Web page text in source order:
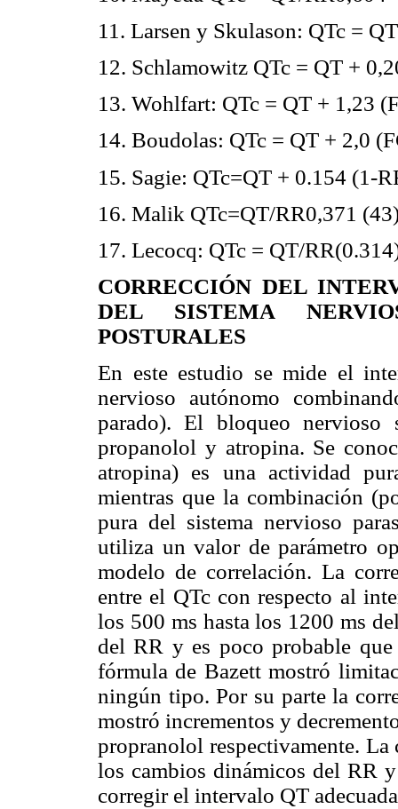
11. Larsen y Skulason: QTc =
12. Schlamowitz QTc = QT +
13. Wohlfart: QTc = QT + 1,23
14. Boudolas: QTc = QT + 2,0
15. Sagie: QTc=QT + 0.154 (1-
16. Malik QTc=QT/RR0,371
17. Lecocq: QTc = QT/
CORRECCIÓN DEL
DEL SISTEMA
POSTURALES
En este estudio se mide el
nervioso autónomo
parado). El bloqueo nervioso
propanolol y atropina. Se
atropina) es una actividad
mientras que la combinación
pura del sistema nervioso
utiliza un valor de parámetro
modelo de correlación. La
entre el QTc con respecto al
los 500 ms hasta los 1200 ms
del RR y es poco probable
fórmula de Bazett mostró
ningún tipo. Por su parte la
mostró incrementos y
propranolol respectivamente.
los cambios dinámicos del RR
corregir el intervalo QT